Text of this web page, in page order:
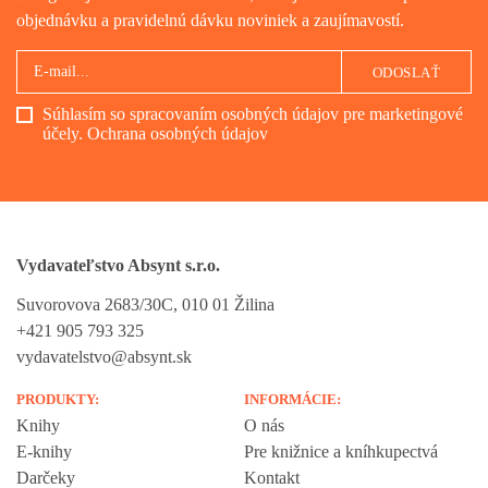
objednávku a pravidelnú dávku noviniek a zaujímavostí.
Súhlasím so spracovaním osobných údajov pre marketingové
účely. Ochrana osobných údajov
ODOSLAŤ
Vydavateľstvo Absynt s.r.o.
Suvorovova 2683/30C, 010 01 Žilina
+421 905 793 325
vydavatelstvo@absynt.sk
PRODUKTY:
Knihy
E-knihy
Darčeky
INFORMÁCIE:
O nás
Pre knižnice a kníhkupectvá
Kontakt